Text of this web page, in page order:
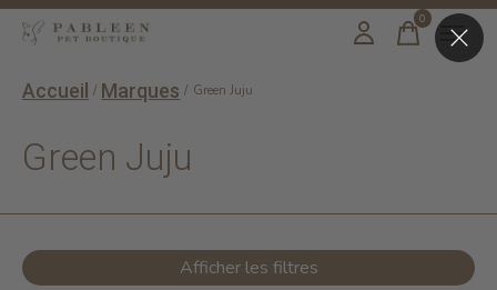
0items
Accueil / Marques / Green Juju
Green Juju
Afficher les filtres